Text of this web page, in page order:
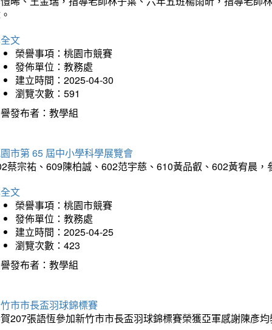
文
榮譽事項：桃園市競賽
發佈單位：教務處
建立時間：2025-04-30
瀏覽次數：591
發布者：教學組
市第 65 屆中小學科學展覽會
蔡宗祐、609陳柏誠、602范宇慈、610黃品叡、602黃宥晨
文
榮譽事項：桃園市競賽
發佈單位：教務處
建立時間：2025-04-25
瀏覽次數：423
發布者：教學組
市市長盃羽球錦標賽
207張語恆參加新竹市市長盃羽球錦標賽榮獲亞軍感謝陳彥